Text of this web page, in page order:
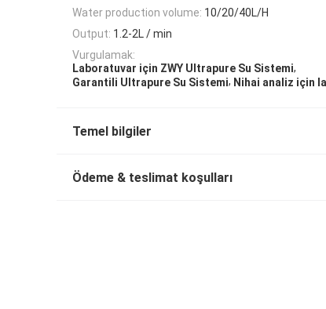
Water production volume: 10/20/40L/H
Output: 1.2-2L / min
Vurgulamak:
Laboratuvar için ZWY Ultrapure Su Sistemi,
Garantili Ultrapure Su Sistemi, Nihai analiz için
Temel bilgiler
Ödeme & teslimat koşulları